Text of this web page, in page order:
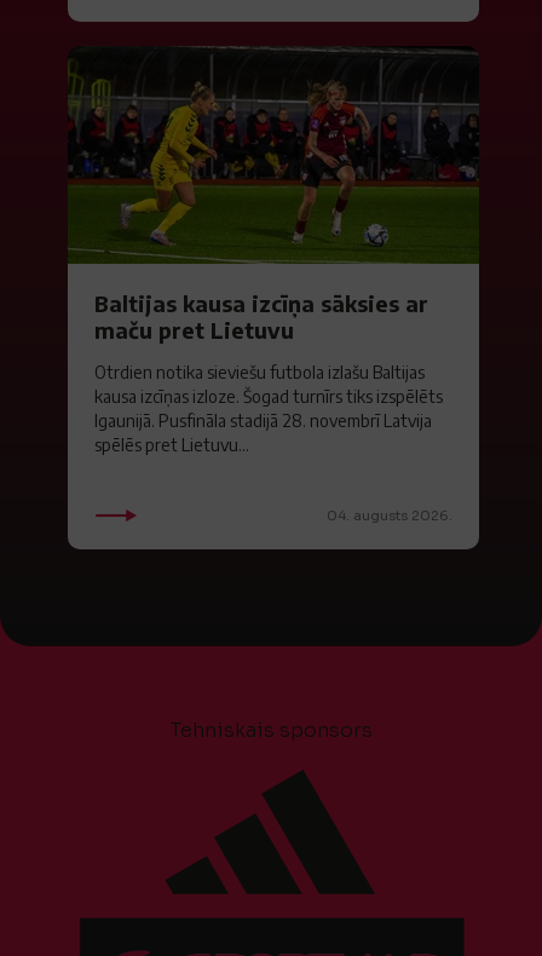
Baltijas kausa izcīņa sāksies ar
maču pret Lietuvu
Otrdien notika sieviešu futbola izlašu Baltijas
kausa izcīņas izloze. Šogad turnīrs tiks izspēlēts
Igaunijā. Pusfināla stadijā 28. novembrī Latvija
spēlēs pret Lietuvu...
04. augusts 2026.
Tehniskais sponsors